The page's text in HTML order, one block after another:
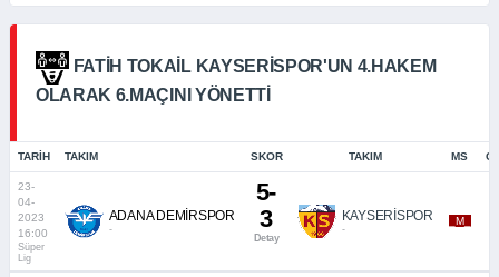
FATIH TOKAIL KAYSERISPOR'UN 4.HAKEM
OLARAK 6.MAÇINI YÖNETTI
TARIH TAKIM SKOR TAKIM MS
23-
04-
2023
16:00
Süper
Lig
ADANA DEMİRSPOR
-
5-
3
Detay
KAYSERİSPOR
-
_M_